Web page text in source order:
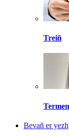
Treiñ
Bevañ er